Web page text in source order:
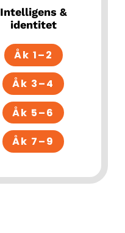
Intelligens &
identitet
Åk 1–2
Åk 3–4
Åk 5–6
Åk 7–9